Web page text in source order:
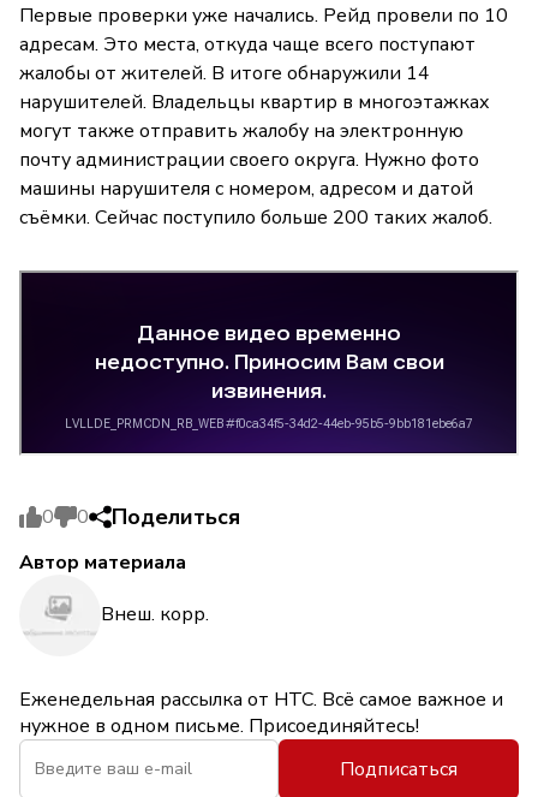
Первые проверки уже начались. Рейд провели по 10
адресам. Это места, откуда чаще всего поступают
жалобы от жителей. В итоге обнаружили 14
нарушителей. Владельцы квартир в многоэтажках
могут также отправить жалобу на электронную
почту администрации своего округа. Нужно фото
машины нарушителя с номером, адресом и датой
съёмки. Сейчас поступило больше 200 таких жалоб.
0 0 Поделиться
Автор материала
Внеш. корр.
Еженедельная рассылка от НТС. Всё самое важное и
нужное в одном письме. Присоединяйтесь!
Подписаться